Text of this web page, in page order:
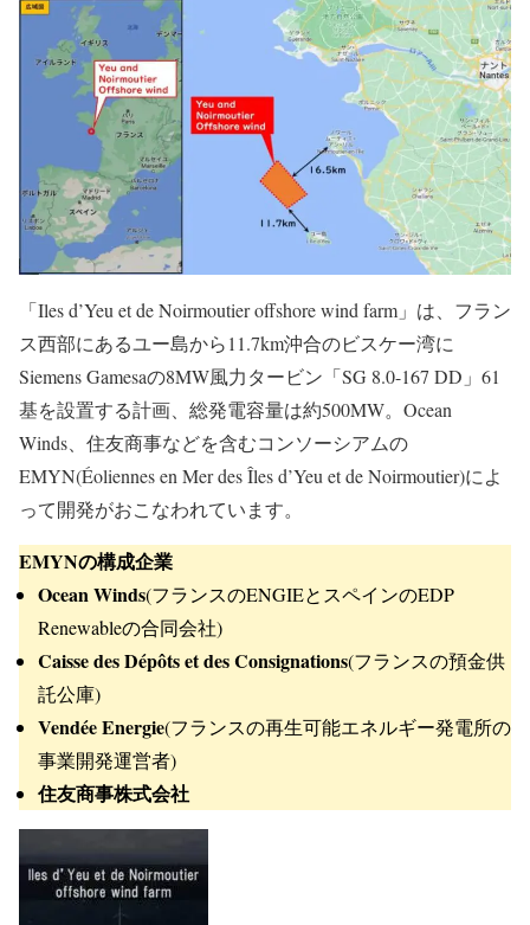
「Iles d’Yeu et de Noirmoutier offshore wind farm」は、フラン
ス西部にあるユー島から11.7km沖合のビスケー湾に
Siemens Gamesaの8MW風力タービン「SG 8.0-167 DD」61
基を設置する計画、総発電容量は約500MW。Ocean
Winds、住友商事などを含むコンソーシアムの
EMYN(Éoliennes en Mer des Îles d’Yeu et de Noirmoutier)によ
って開発がおこなわれています。
EMYNの構成企業
Ocean Winds(フランスのENGIEとスペインのEDP
Renewableの合同会社)
Caisse des Dépôts et des Consignations(フランスの預金供
託公庫)
Vendée Energie(フランスの再生可能エネルギー発電所の
事業開発運営者)
住友商事株式会社